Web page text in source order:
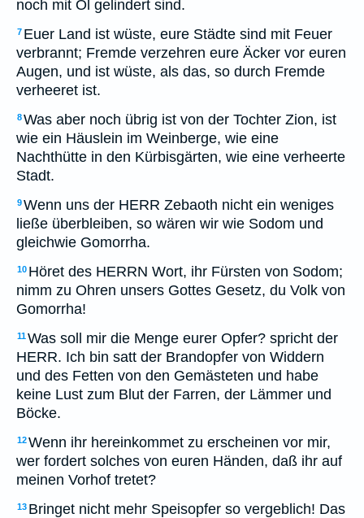
noch mit Öl gelindert sind.
7 Euer Land ist wüste, eure Städte sind mit Feuer
verbrannt; Fremde verzehren eure Äcker vor euren
Augen, und ist wüste, als das, so durch Fremde
verheeret ist.
8Was aber noch übrig ist von der Tochter Zion, ist
wie ein Häuslein im Weinberge, wie eine
Nachthütte in den Kürbisgärten, wie eine verheerte
Stadt.
9Wenn uns der HERR Zebaoth nicht ein weniges
ließe überbleiben, so wären wir wie Sodom und
gleichwie Gomorrha.
10 Höret des HERRN Wort, ihr Fürsten von Sodom;
nimm zu Ohren unsers Gottes Gesetz, du Volk von
Gomorrha!
11Was soll mir die Menge eurer Opfer? spricht der
HERR. Ich bin satt der Brandopfer von Widdern
und des Fetten von den Gemästeten und habe
keine Lust zum Blut der Farren, der Lämmer und
Böcke.
12Wenn ihr hereinkommet zu erscheinen vor mir,
wer fordert solches von euren Händen, daß ihr auf
meinen Vorhof tretet?
13 Bringet nicht mehr Speisopfer so vergeblich! Das